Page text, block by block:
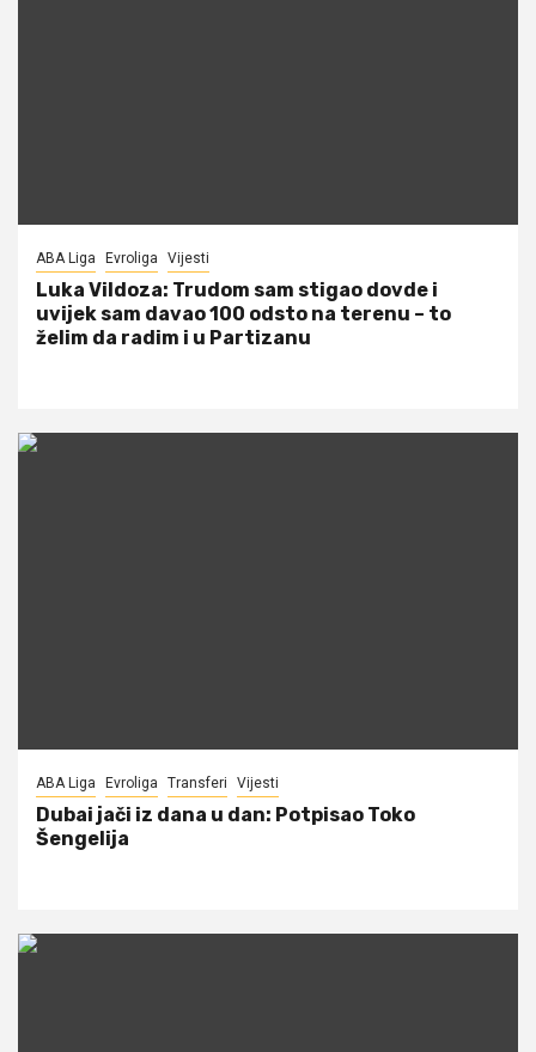
ABA Liga Evroliga Vijesti
Luka Vildoza: Trudom sam stigao dovde i
uvijek sam davao 100 odsto na terenu – to
želim da radim i u Partizanu
ABA Liga Evroliga Transferi Vijesti
Dubai jači iz dana u dan: Potpisao Toko
Šengelija